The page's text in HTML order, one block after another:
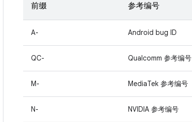
前缀 参考编号
A- Android bug ID
QC- Qualcomm 参考编号
M- MediaTek 参考编号
N- NVIDIA 参考编号